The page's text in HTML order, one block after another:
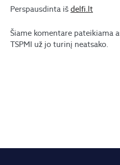
Perspausdinta iš delfi.lt
Šiame komentare pateikiama
TSPMI už jo turinį neatsako.